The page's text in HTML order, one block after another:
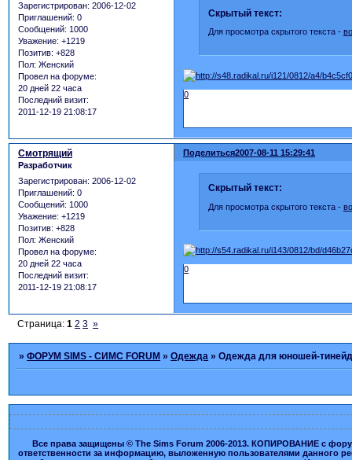
Зарегистрирован: 2006-12-02
Приглашений: 0
Сообщений: 1000
Уважение: +1219
Позитив: +828
Пол: Женский
Провел на форуме:
20 дней 22 часа
Последний визит:
2011-12-19 21:08:17
Скрытый текст:
Для просмотра скрытого текста -
0
Поделиться2007-08-11 15:29:41
Смотрящий
Разработчик
Зарегистрирован: 2006-12-02
Приглашений: 0
Сообщений: 1000
Уважение: +1219
Позитив: +828
Пол: Женский
Провел на форуме:
20 дней 22 часа
Последний визит:
2011-12-19 21:08:17
Скрытый текст:
Для просмотра скрытого текста -
0
Страница:1 2 3 »
»ФОРУМ SIMS - СИМС FORUM »Одежда »Одежда для юношей-
Все права защищены © The Sims Forum 2006-2013. КОПИРОВАНИЕ с
ответственности за информацию, выложенную пользователями данного